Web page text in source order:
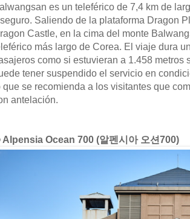
es un teleférico de 7,4 km de
Saliendo de la plataforma Dragon
Castle, en la cima del monte
más largo de Corea. El viaje dura
como si estuvieran a 1.458 metros
tener suspendido el servicio en
que se recomienda a los visitantes que
antelación.
Ocean 700 (알펜시아 오션700)